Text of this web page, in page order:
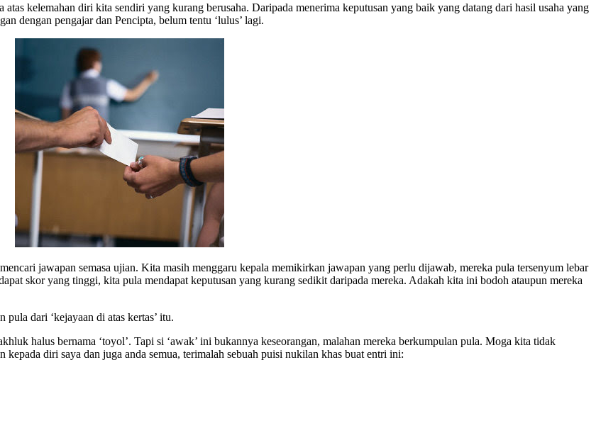
kelemahan diri kita sendiri yang kurang berusaha. Daripada menerima keputusan yang baik yang datang dari hasil usaha yang
dengan pengajar dan Pencipta, belum tentu ‘lulus’ lagi.
jawapan semasa ujian. Kita masih menggaru kepala memikirkan jawapan yang perlu dijawab, mereka pula tersenyum lebar
skor yang tinggi, kita pula mendapat keputusan yang kurang sedikit daripada mereka. Adakah kita ini bodoh ataupun mereka
dari ‘kejayaan di atas kertas’ itu.
halus bernama ‘toyol’. Tapi si ‘awak’ ini bukannya keseorangan, malahan mereka berkumpulan pula. Moga kita tidak
diri saya dan juga anda semua, terimalah sebuah puisi nukilan khas buat entri ini: